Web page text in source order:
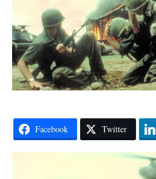
Facebook Twitter